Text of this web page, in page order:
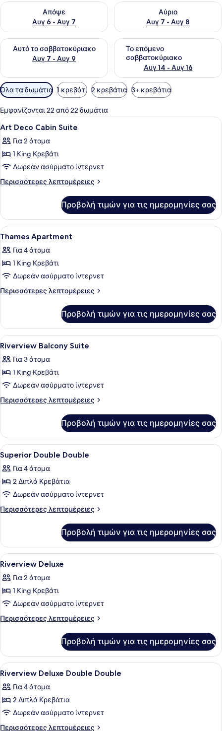
Απόψε
Αυγ 6 - Αυγ 7
Έλεγχος διαθεσιμότητας για απόψε Αυγ 6 - Αυγ 7
Αύριο
Αυγ 7 - Αυγ 8
Έλεγχος διαθεσιμότητας
Αυτό το σαββατοκύριακο
Αυγ 7 - Αυγ 9
Έλεγχος διαθεσιμότητας για αυτό το σαββατοκύριακο
Το επόμενο
σαββατοκύριακο
Αυγ 14 - Αυγ 16
Έλεγχος διαθεσιμότητας
Διαθέσιμα
φίλτρα
για
τα
δωμάτια
Όλα τα δωμάτια 1 κρεβάτι 2 κρεβάτια 3+ κρεβάτια
Εμφανίζονται 22 από 22 δωμάτια
Προβολή
όλων
των
φωτογραφιών
για
Art
Suite
Ένα μοντέρνο σαλόνι με έναν
8
Art Deco Cabin Suite
Για 2 άτομα
1 King Κρεβάτι
Δωρεάν ασύρματο ίντερνετ
Περισσότερες λεπτομέρειες
Περισσότερες
Deco
Cabin
Suite
Προβολή τιμών για τις ημερομηνίες σας
Προβολή
όλων
των
φωτογραφιών
για
Thames
Ένα μοντέρνο σαλόνι με έναν
8
Thames Apartment
Για 4 άτομα
1 King Κρεβάτι
Δωρεάν ασύρματο ίντερνετ
Περισσότερες λεπτομέρειες
Περισσότερες
Apartment
Προβολή τιμών για τις ημερομηνίες σας
Προβολή
όλων
των
φωτογραφιών
για
Riverview
Ένα σύγχρονο δωμάτιο
8
Riverview Balcony Suite
Για 3 άτομα
1 King Κρεβάτι
Δωρεάν ασύρματο ίντερνετ
Περισσότερες λεπτομέρειες
Περισσότερες
Balcony
Suite
Προβολή τιμών για τις ημερομηνίες σας
Προβολή
όλων
των
φωτογραφιών
για
Superior
Κλινοσκεπάσματα υψηλής
4
Superior Double Double
Για 4 άτομα
2 Διπλά Κρεβάτια
Δωρεάν ασύρματο ίντερνετ
Περισσότερες λεπτομέρειες
Περισσότερες
Double
Double
Προβολή τιμών για τις ημερομηνίες σας
Προβολή
όλων
των
φωτογραφιών
για
Riverview
Ένα δωμάτιο ξενοδοχείου με ένα
4
Riverview Deluxe
Για 2 άτομα
1 King Κρεβάτι
Δωρεάν ασύρματο ίντερνετ
Περισσότερες λεπτομέρειες
Περισσότερες
Deluxe
Προβολή τιμών για τις ημερομηνίες σας
Προβολή
όλων
των
φωτογραφιών
για
Riverview
Κλινοσκεπάσματα υψηλής
2
Riverview Deluxe Double Double
Για 4 άτομα
2 Διπλά Κρεβάτια
Δωρεάν ασύρματο ίντερνετ
Περισσότερες λεπτομέρειες
Περισσότερες